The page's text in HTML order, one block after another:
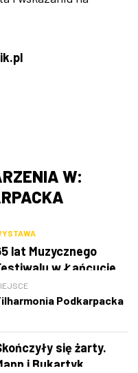
W:
lat Muzycznego
w Łańcucie
Podkarpacka
się żarty.
i Bukartyk